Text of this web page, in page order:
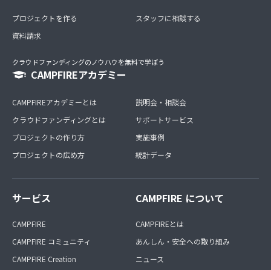
プロジェクトを作る
資料請求
スタッフに相談する
クラウドファンディングのノウハウを無料で学ぼう
CAMPFIREアカデミー
CAMPFIREアカデミーとは
クラウドファンディングとは
プロジェクトの作り方
プロジェクトの広め方
説明会・相談会
サポートサービス
実施事例
統計データ
サービス
CAMPFIRE
CAMPFIRE コミュニティ
CAMPFIRE Creation
CAMPFIRE について
CAMPFIREとは
あんしん・安全への取り組み
ニュース